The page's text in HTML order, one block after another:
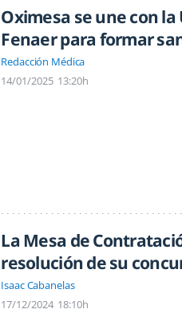
Oximesa se une con
Fenaer para formar
Redacción Médica
14/01/2025 13:20h
La Mesa de
resolución de su
Isaac Cabanelas
17/12/2024 18:10h